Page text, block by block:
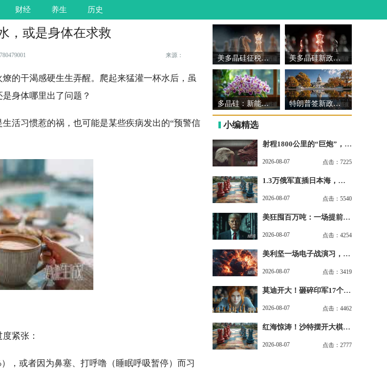
财经 养生 历史
，或是身体在求救
来源：
的干渴感硬生生弄醒。爬起来猛灌一杯水后，虽
身体哪里出了问题？
活习惯惹的祸，也可能是某些疾病发出的“预警信
紧张：
，或者因为鼻塞、打呼噜（睡眠呼吸暂停）而习
美多晶硅征税：中国市场与消费者影响 美多晶硅新政：贸易壁垒与市场重构
多晶硅：新能源与信息产业的基石 特朗普签新政：多晶硅加税限价
小编精选
射程1800公里的“巨炮”，治
2026-08-07 点击：7225
1.3万俄军直插日本海，美
2026-08-07 点击：5540
美狂囤百万吨：一场提前下
2026-08-07 点击：4254
美利坚一场电子战演习，把
2026-08-07 点击：3419
莫迪开大！砸碎印军17个司
2026-08-07 点击：4462
红海惊涛！沙特摆开大棋
2026-08-07 点击：2777